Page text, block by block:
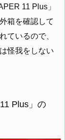
11 Plus」
箱を確認して
ているので、
怪我をしない
Plus」の